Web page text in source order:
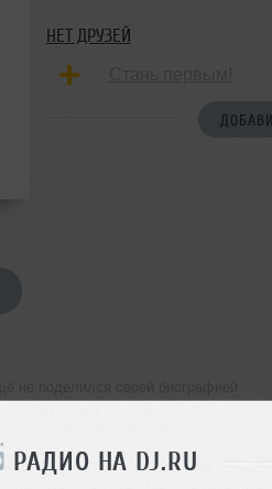
РАДИО НА DJ.RU
НЕТ ДРУЗЕЙ